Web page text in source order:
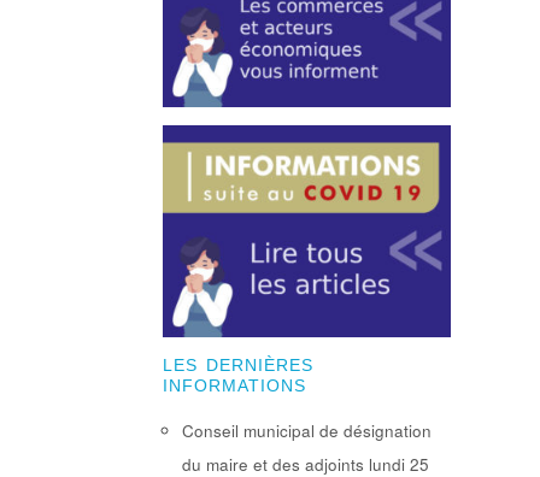
LES DERNIÈRES
INFORMATIONS
Conseil municipal de désignation
du maire et des adjoints lundi 25